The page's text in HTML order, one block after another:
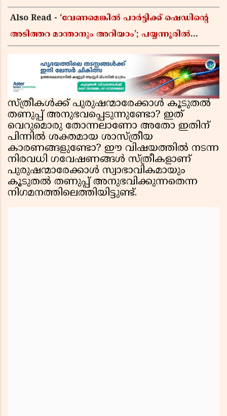
Also Read - ‘വേണമെങ്കിൽ പാർട്ടിക്ക് ഷെഡിൻ്റെ
അടിത്തറ മാന്താനും അറിയാം’; പയ്യന്നൂരിൽ
സ്ത്രീകൾക്ക് പുരുഷന്മാരേക്കാൾ കൂടുതൽ
തണുപ്പ് അനുഭവപ്പെടുന്നുണ്ടോ? ഇത്
വെറുമൊരു തോന്നലാണോ അതോ ഇതിന്
പിന്നിൽ ശക്തമായ ശാസ്ത്രീയ
കാരണങ്ങളുണ്ടോ? ഈ വിഷയത്തിൽ നടന്ന
നിരവധി ഗവേഷണങ്ങൾ സ്ത്രീകളാണ്
പുരുഷന്മാരേക്കാൾ സ്വാഭാവികമായും
കൂടുതൽ തണുപ്പ് അനുഭവിക്കുന്നതെന്ന
നിഗമനത്തിലെത്തിയിട്ടുണ്ട്.